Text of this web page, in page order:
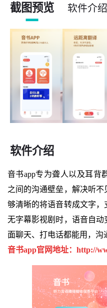
截图预览 软件介绍
软件介绍
音书app专为聋人以及耳背
之间的沟通壁垒，解决听
够清晰的将语音转成文字，
无字幕影视剧时，语音自
面聊天、打电话都能用，沟
音书app官网地址：http://